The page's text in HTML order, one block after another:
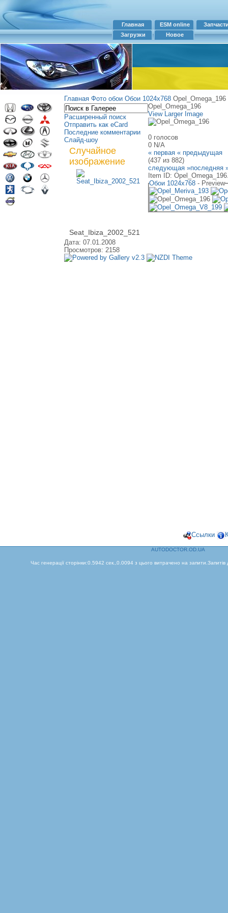
Главная ESM online
Загрузки
Новое
Главная Фото обои Обои 1024х768 Opel_Omega_196
Расширенный поиск
Отправить как eCard
Последние комментарии
Слайд-шоу
Случайное
изображение
Seat_Ibiza_2002_521
Дата: 07.01.2008
Просмотров: 2158
Opel_Omega_196
View Larger Image
0 голосов
0 N/A
« первая « предыдущая
(437 из 882)
следующая »последняя
Item ID:
Обои 1024х768 - Preview
Ссылки
AUTODOCTOR.OD.UA
Час генерації сторінки:0.5942 сек.,0.0094 з цього витрачено на